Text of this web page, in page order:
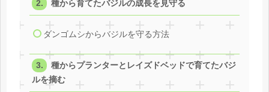
種から育てたバジルの成長を見守る
ダンゴムシからバジルを守る方法
種からプランターとレイズドベッドで育てたバジ
ルを摘む